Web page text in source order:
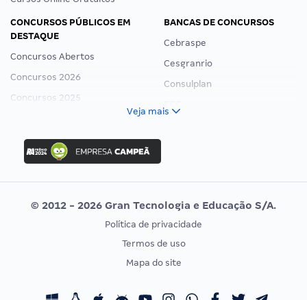
CONCURSOS PÚBLICOS EM
DESTAQUE
Concursos Abertos
Concursos 2026
Concursos 2025
Concurso Ibama
Concurso MPU
Editais publicados
BANCAS DE CONCURSOS
Cebraspe
Cesgranrio
Consulplan
Vunesp
CONCURSOS POR PROFISSÃO
Concursos Fiscais
EXAME DE ORDEM
Calendário OAB
Veja mais
© 2012 - 2026 Gran Tecnologia e Educação S/A.
Política de privacidade
Termos de uso
Mapa do site